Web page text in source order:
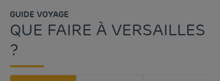
GUIDE VOYAGE
QUE FAIRE À VERSAILLES
?